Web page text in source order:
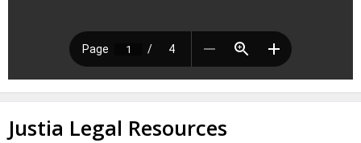
Justia Legal Resources